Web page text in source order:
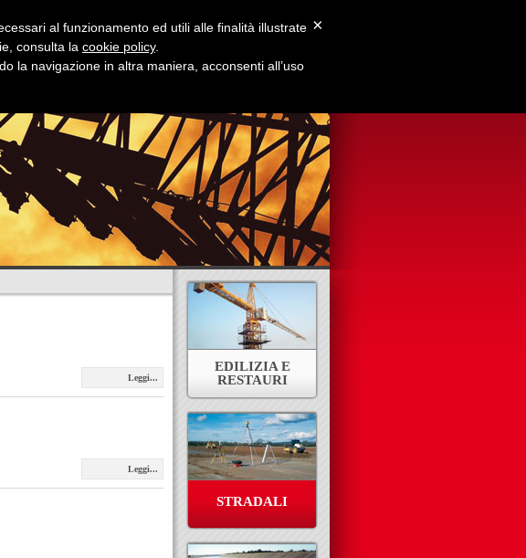
Leggi...
Leggi...
EDILIZIA E
RESTAURI
STRADALI
×
al funzionamento ed utili alle finalità illustrate
consulta la cookie policy.
la navigazione in altra maniera, acconsenti all’uso